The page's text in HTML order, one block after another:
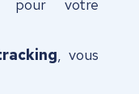
pour votre
, vous